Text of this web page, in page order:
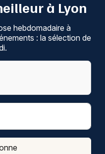
à Lyon
hebdomadaire à
: la sélection de